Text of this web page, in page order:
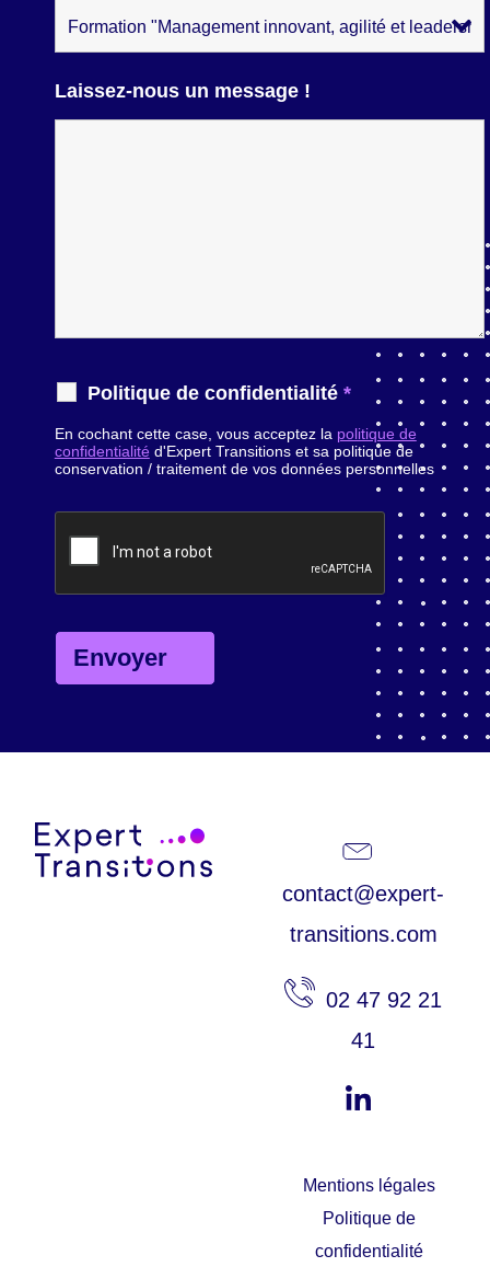
Laissez-nous un message !
Politique de confidentialité *
En cochant cette case, vous acceptez la politique de
confidentialité d'Expert Transitions et sa politique de
conservation / traitement de vos données personnelles
contact@expert-
transitions.com
02 47 92 21
41
Mentions légales
Politique de
confidentialité